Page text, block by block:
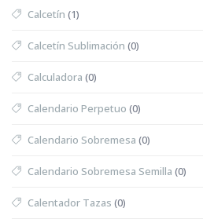
Calcetín (1)
Calcetín Sublimación (0)
Calculadora (0)
Calendario Perpetuo (0)
Calendario Sobremesa (0)
Calendario Sobremesa Semilla (0)
Calentador Tazas (0)